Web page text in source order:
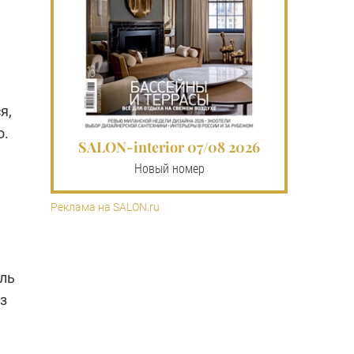
SALON-interior 07/08 2026
Новый номер
Реклама на SALON.ru